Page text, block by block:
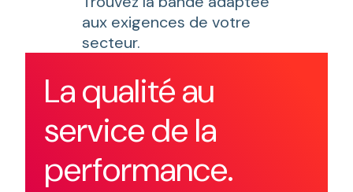
aux exigences de votre
secteur.
La qualité au
service de la
performance.